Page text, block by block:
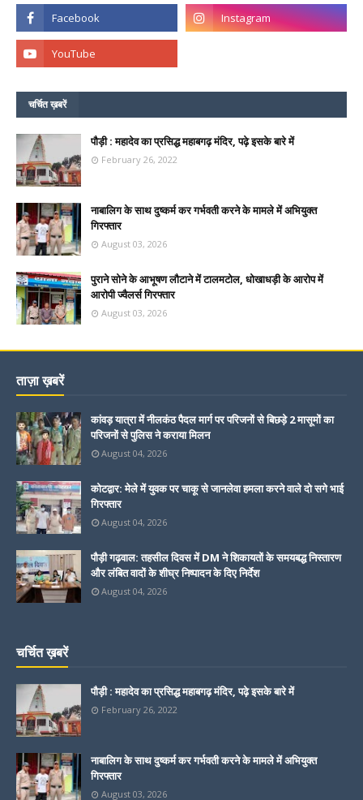
चर्चित ख़बरें
पौड़ी : महादेव का प्रसिद्ध महाबगढ़ मंदिर, पढ़े इसके बारे में
February 26, 2022
नाबालिग के साथ दुष्कर्म कर गर्भवती करने के मामले में अभियुक्त
गिरफ्तार
August 03, 2026
पुराने सोने के आभूषण लौटाने में टालमटोल, धोखाधड़ी के आरोप में
आरोपी ज्वैलर्स गिरफ्तार
August 03, 2026
ताज़ा ख़बरें
कांवड़ यात्रा में नीलकंठ पैदल मार्ग पर परिजनों से बिछड़े 2 मासूमों का
परिजनों से पुलिस ने कराया मिलन
August 04, 2026
कोटद्वार: मेले में युवक पर चाकू से जानलेवा हमला करने वाले दो सगे भाई
गिरफ्तार
August 04, 2026
पौड़ी गढ़वाल: तहसील दिवस में DM ने शिकायतों के समयबद्ध निस्तारण
और लंबित वादों के शीघ्र निष्पादन के दिए निर्देश
August 04, 2026
चर्चित ख़बरें
पौड़ी : महादेव का प्रसिद्ध महाबगढ़ मंदिर, पढ़े इसके बारे में
February 26, 2022
नाबालिग के साथ दुष्कर्म कर गर्भवती करने के मामले में अभियुक्त
गिरफ्तार
August 03, 2026